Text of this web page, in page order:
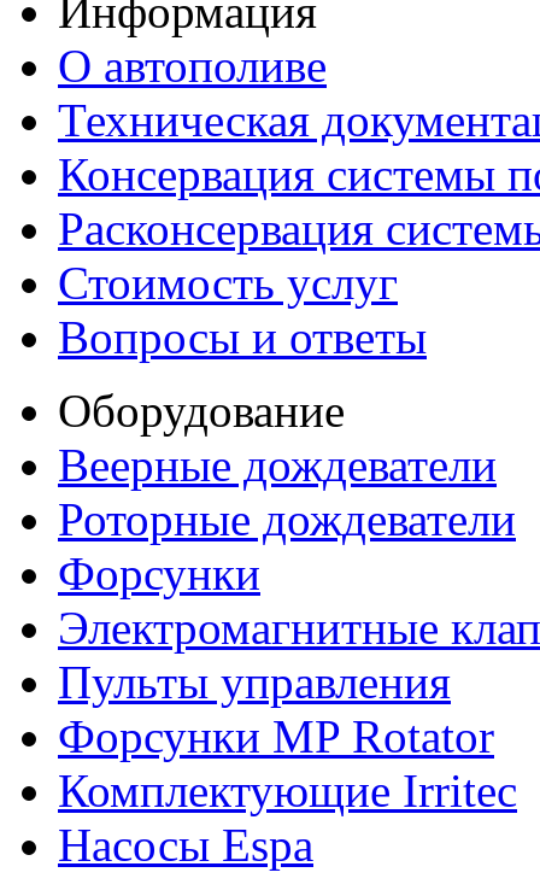
Информация
О автополиве
Техническая
Консервация системы
Расконсервация
Стоимость услуг
Вопросы и ответы
Оборудование
Веерные дождеватели
Роторные дождеватели
Форсунки
Электромагнитные
Пульты управления
Форсунки MP Rotator
Комплектующие Irritec
Насосы Espa